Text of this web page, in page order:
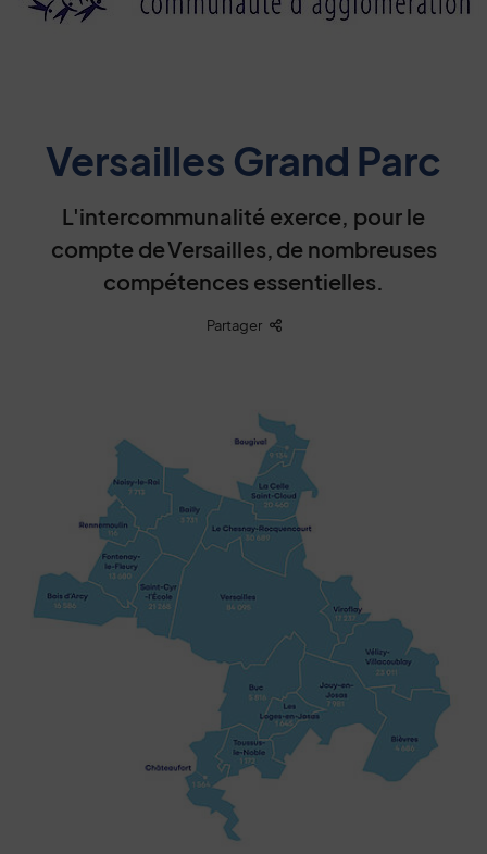
Versailles Grand Parc
L'intercommunalité exerce, pour le
compte de Versailles, de nombreuses
compétences essentielles.
Partager Liste des liens de partage